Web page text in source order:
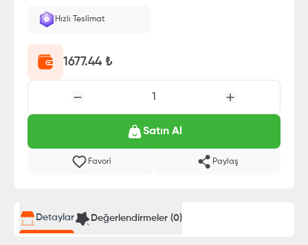
Hızlı Teslimat
1677.44₺
1
Satın Al
Favori Paylaş
Detaylar Değerlendirmeler (0)